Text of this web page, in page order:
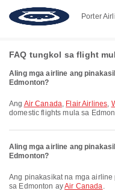
Porter
FAQ tungkol sa flight
Aling mga airline ang
Edmonton?
Ang Air Canada, Flair Airlines,
domestic flights mula sa
Aling mga airline ang
Edmonton?
Ang pinakasikat na mga airline para sa mga internasyonal na flight mula
sa Edmonton ayAir Canada.